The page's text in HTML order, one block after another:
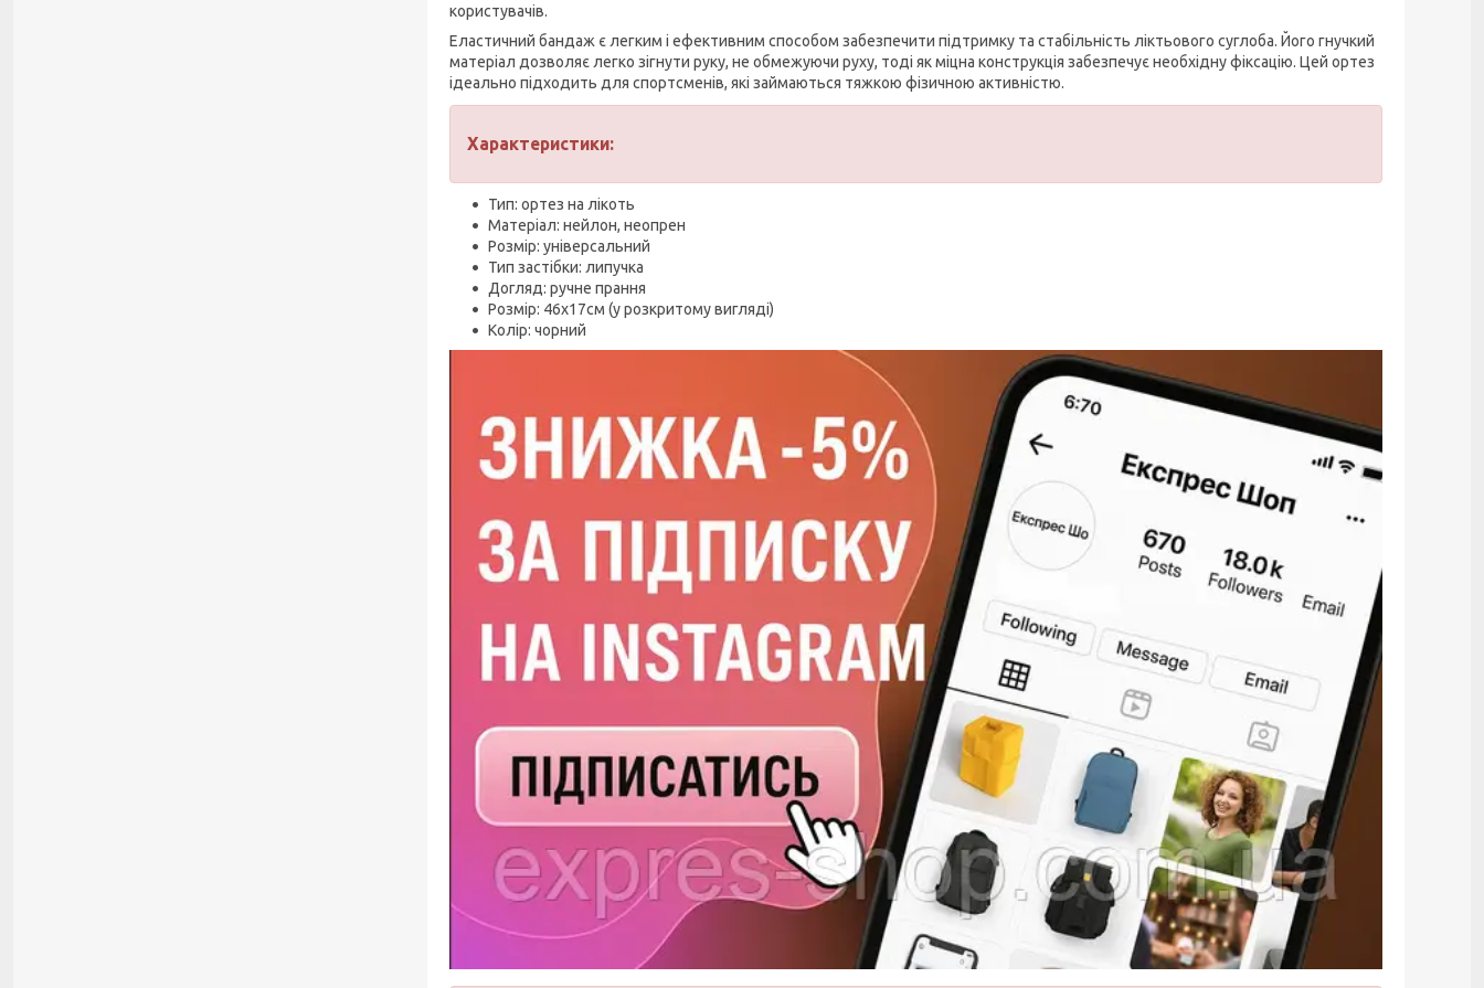
користувачів.
Еластичний бандаж є легким і ефективним способом забезпечити підтримку та стабільність ліктьового суглоба. Його гнучкий
матеріал дозволяє легко зігнути руку, не обмежуючи руху, тоді як міцна конструкція забезпечує необхідну фіксацію. Цей ортез
ідеально підходить для спортсменів, які займаються тяжкою фізичною активністю.
Характеристики:
Тип: ортез на лікоть
Матеріал: нейлон, неопрен
Розмір: універсальний
Тип застібки: липучка
Догляд: ручне прання
Розмір: 46х17см (у розкритому вигляді)
Колір: чорний